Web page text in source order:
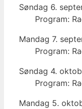
Søndag 6.
Program:
Mandag 7.
Program:
Søndag 4.
Program:
Mandag 5.